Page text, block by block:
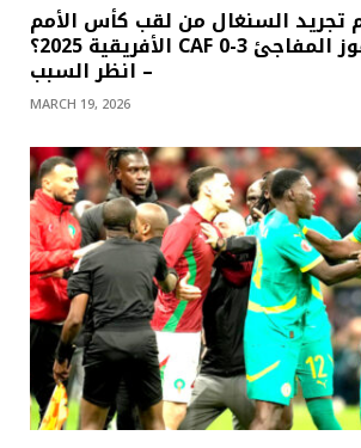
تجريد السنغال من لقب كأس الأمم
الأفريقية 2025؟ CAF يمنح المغرب الفوز المفاجئ 3-0
– انظر السبب
MARCH 19, 2026